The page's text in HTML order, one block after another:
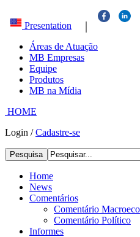
Presentation |
Áreas de Atuação
MB Empresas
Equipe
Produtos
MB na Mídia
HOME
Login /Cadastre-se
Pesquisa
Home
News
Comentários
Comentário
Comentário Político
Informes